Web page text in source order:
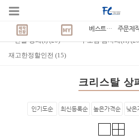
베스트상품 주문제
Best Seller
CATEGORY 1,631) 감사/공로패 (20)
인물 상패(I)(20) 부모님 감사패(H)(
재고한정할인전 (15)
크리스탈 상
인기도순 최신등록순 높은가격순 낮은